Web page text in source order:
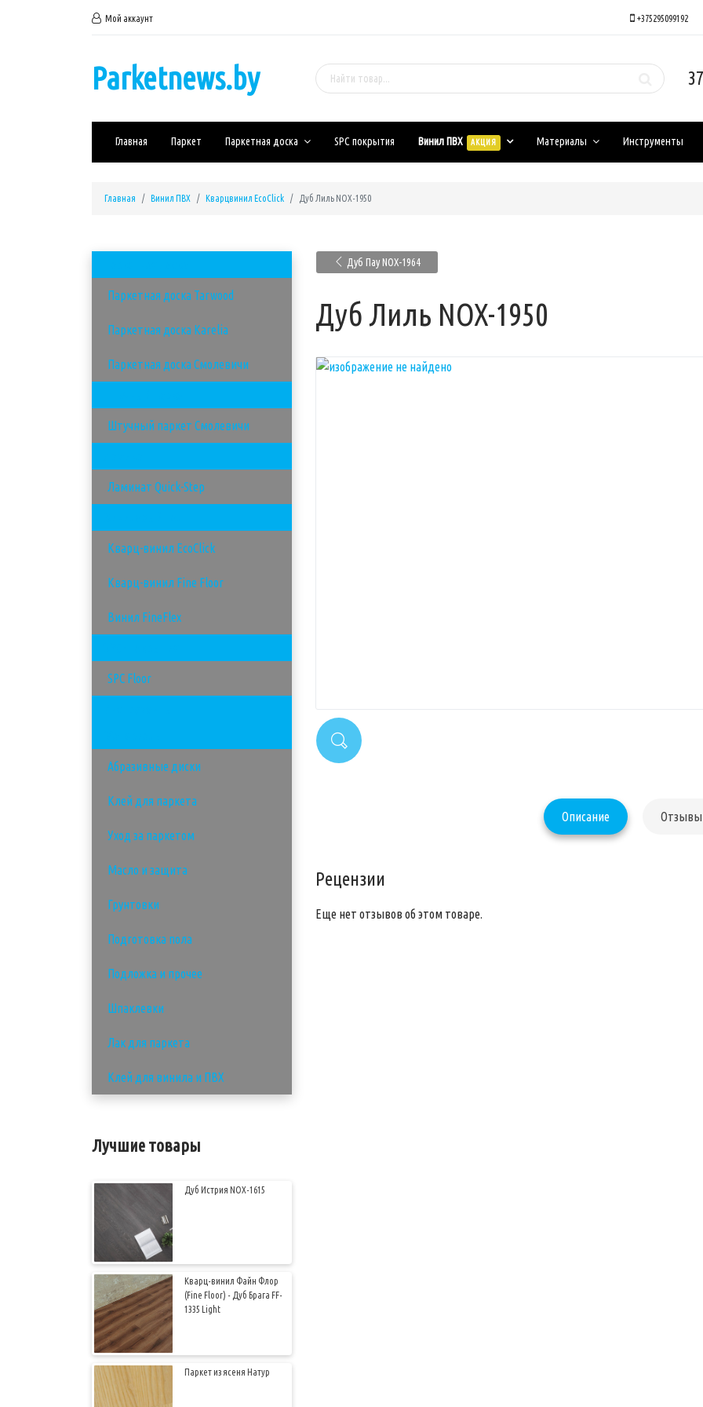
Мой аккаунт +375295099192
Parketnews.by
Главная Паркет Паркетная доска SPC покрытия Винил ПВХ АКЦИЯ Материалы Инструменты
Главная Винил ПВХ Кварцвинил EcoClick Дуб Лиль NOX-1950
Паркетная доска Tarwood
Паркетная доска Karelia
Паркетная доска Смолевичи
Штучный паркет Смолевичи
Ламинат Quick-Step
Кварц-винил EcoClick
Кварц-винил Fine Floor
Винил FineFlex
SPC Floor
Абразивные диски
Клей для паркета
Уход за паркетом
Масло и защита
Грунтовки
Подготовка пола
Подложка и прочее
Шпаклевки
Лак для паркета
Клей для винила и ПВХ
Лучшие товары
Дуб Истрия NOX-1615
Кварц-винил Файн Флор
(Fine Floor) - Дуб Брага FF-
1335 Light
Паркет из ясеня Натур
Дуб Пау NOX-1964
Дуб Лиль NOX-1950
Описание Отзывы
Рецензии
Еще нет отзывов об этом товаре.